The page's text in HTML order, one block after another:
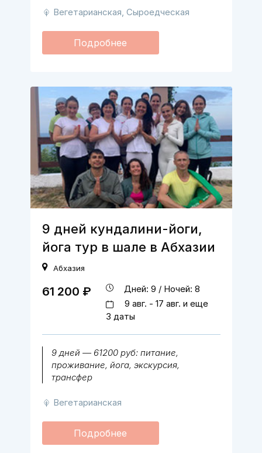
Вегетарианская, Сыроедческая
Подробнее
9 дней кундалини-йоги,
йога тур в шале в Абхазии
Абхазия
9 дней — 61200 руб: питание,
проживание, йога, экскурсия,
трансфер
Вегетарианская
61 200 ₽
Дней: 9 / Ночей: 8
9 авг. - 17 авг. и еще
3 даты
Подробнее